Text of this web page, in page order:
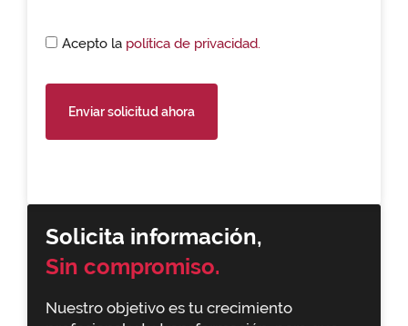
Solicita información,
Sin compromiso.
Nuestro objetivo es tu crecimiento
Acepto la política de privacidad.
Enviar solicitud ahora